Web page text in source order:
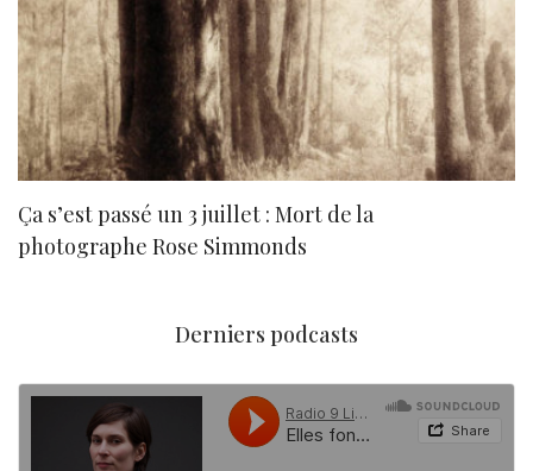
Ça s’est passé un 3 juillet : Mort de la
photographe Rose Simmonds
Derniers podcasts